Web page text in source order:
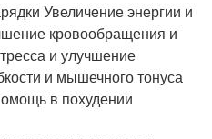
Увеличение энергии и
кровообращения и
и улучшение
и мышечного тонуса
в похудении